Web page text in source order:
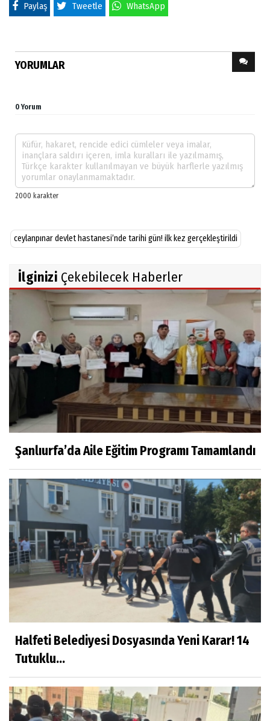
Paylaş Tweetle WhatsApp
YORUMLAR
0 Yorum
ceylanpınar devlet hastanesi’nde tarihi gün! ilk kez gerçekleştirildi
İlginizi Çekebilecek Haberler
Şanlıurfa’da Aile Eğitim Programı Tamamlandı
Halfeti Belediyesi Dosyasında Yeni Karar! 14
Tutuklu...